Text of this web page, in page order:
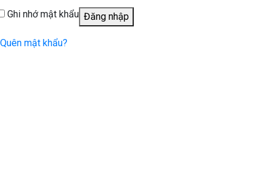
Ghi nhớ mật khẩu Đăng nhập
Quên mật khẩu?